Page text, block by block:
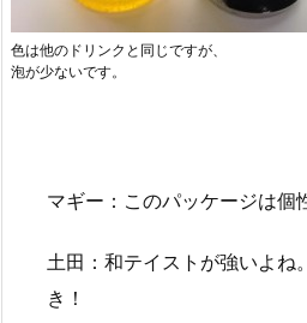
色は他のドリンクと同じですが、
泡が少ないです。
マギー：このパッケージは
土田：和テイストが強いよね
き！